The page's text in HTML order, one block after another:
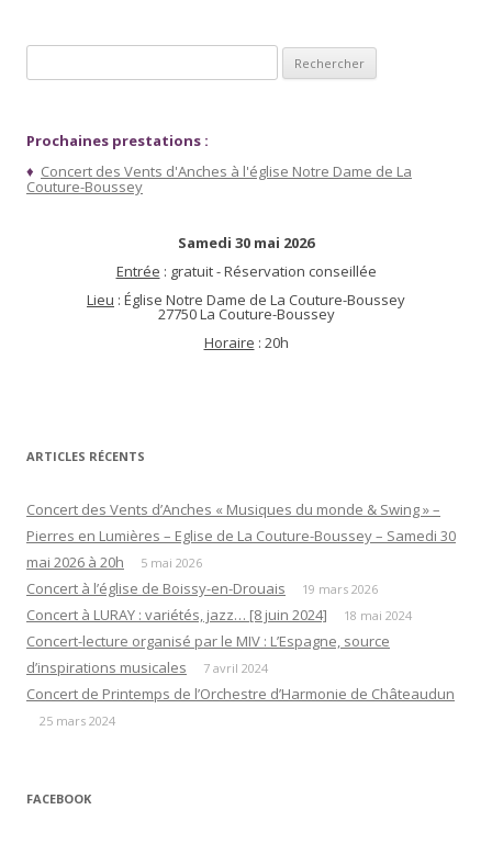
Prochaines prestations :
♦ Concert des Vents d'Anches à l'église Notre Dame de La
Couture-Boussey
Samedi 30 mai 2026
Entrée : gratuit - Réservation conseillée
Lieu : Église Notre Dame de La Couture-Boussey
27750 La Couture-Boussey
Horaire : 20h
ARTICLES RÉCENTS
Concert des Vents d’Anches « Musiques du monde & Swing » –
Pierres en Lumières – Eglise de La Couture-Boussey – Samedi 30
mai 2026 à 20h
5 mai 2026
Concert à l’église de Boissy-en-Drouais 19 mars 2026
Concert à LURAY : variétés, jazz… [8 juin 2024] 18 mai 2024
Concert-lecture organisé par le MIV : L’Espagne, source
d’inspirations musicales
7 avril 2024
Concert de Printemps de l’Orchestre d’Harmonie de Châteaudun
25 mars 2024
FACEBOOK